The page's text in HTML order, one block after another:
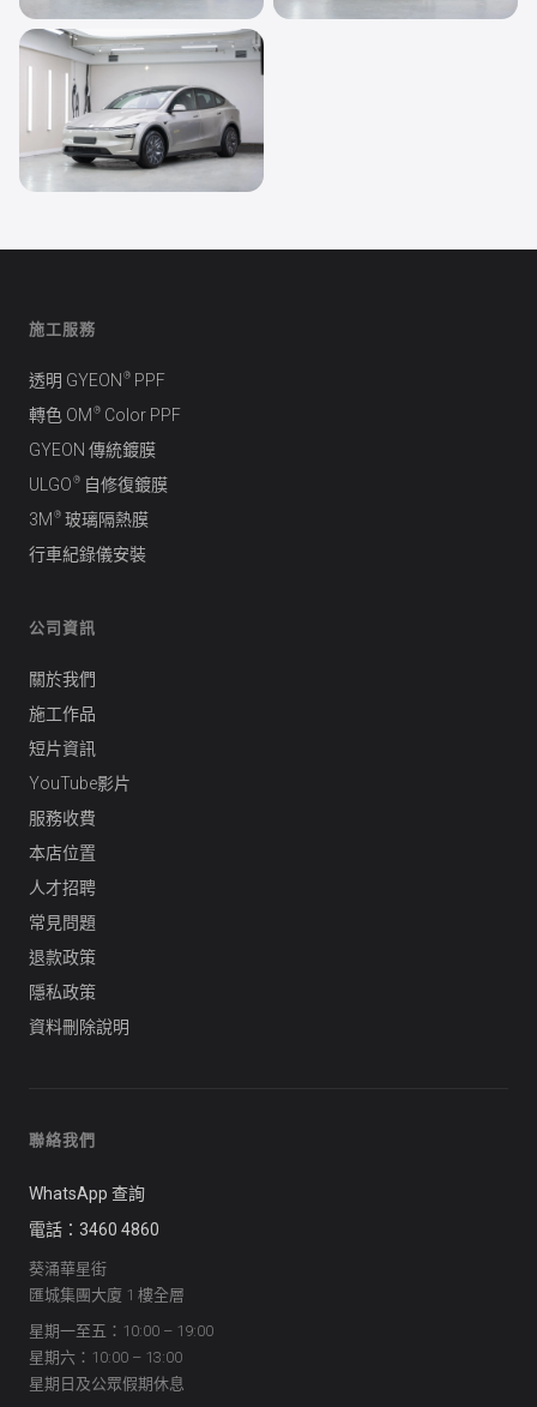
鍍膜
BMW THE 3
Tesla Model Y L
施工服務
透明 GYEON ® PPF
轉色 OM ® Color PPF
GYEON 傳統鍍膜
ULGO ® 自修復鍍膜
3M ® 玻璃隔熱膜
行車紀錄儀安裝
公司資訊
關於我們
施工作品
短片資訊
YouTube影片
服務收費
本店位置
人才招聘
常見問題
退款政策
隱私政策
資料刪除說明
聯絡我們
WhatsApp 查詢
電話：3460 4860
葵涌華星街
匯城集團大廈 1 樓全層
星期一至五：10:00 – 19:00
星期六：10:00 – 13:00
星期日及公眾假期休息